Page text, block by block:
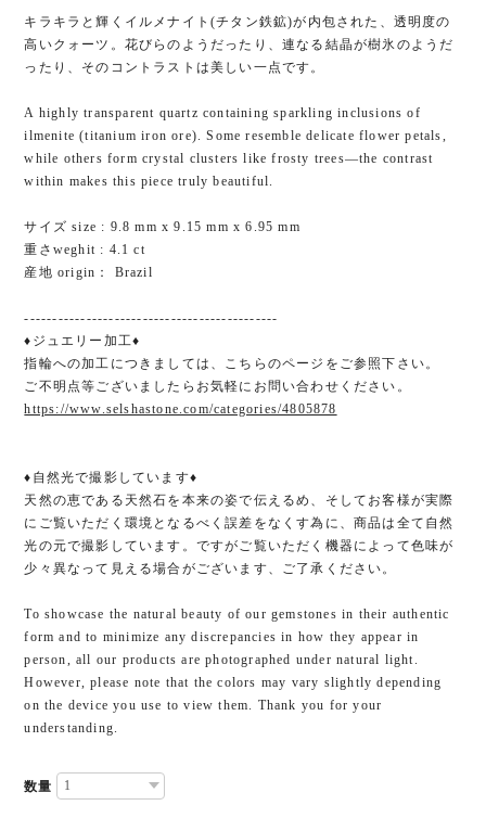
キラキラと輝くイルメナイト(チタン鉄鉱)が内包された、透明度の
高いクォーツ。花びらのようだったり、連なる結晶が樹氷のようだ
ったり、そのコントラストは美しい一点です。
A highly transparent quartz containing sparkling inclusions of
ilmenite (titanium iron ore). Some resemble delicate flower petals,
while others form crystal clusters like frosty trees—the contrast
within makes this piece truly beautiful.
サイズ size : 9.8 mm x 9.15 mm x 6.95 mm
重さweghit : 4.1 ct
産地 origin： Brazil
---------------------------------------------
♦ジュエリー加工♦
指輪への加工につきましては、こちらのページをご参照下さい。
ご不明点等ございましたらお気軽にお問い合わせください。
https://www.selshastone.com/categories/4805878
♦自然光で撮影しています♦
天然の恵である天然石を本来の姿で伝えるめ、そしてお客様が実際
にご覧いただく環境となるべく誤差をなくす為に、商品は全て自然
光の元で撮影しています。ですがご覧いただく機器によって色味が
少々異なって見える場合がございます、ご了承ください。
To showcase the natural beauty of our gemstones in their authentic
form and to minimize any discrepancies in how they appear in
person, all our products are photographed under natural light.
However, please note that the colors may vary slightly depending
on the device you use to view them. Thank you for your
understanding.
数量